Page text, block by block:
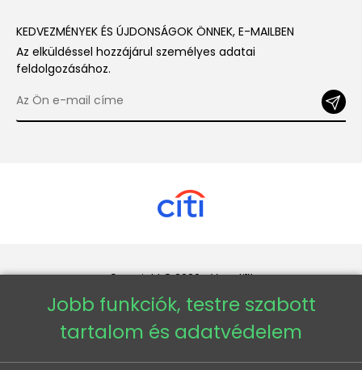
KEDVEZMÉNYEK ÉS ÚJDONSÁGOK ÖNNEK, E-MAILBEN
Az elküldéssel hozzájárul személyes adatai
feldolgozásához.
Copyright © 2026 - Veneti™
Veneti HU
Veneti CZ
Jobb funkciók, testre szabott
tartalom és adatvédelem